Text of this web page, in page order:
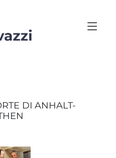
DI ANHALT-